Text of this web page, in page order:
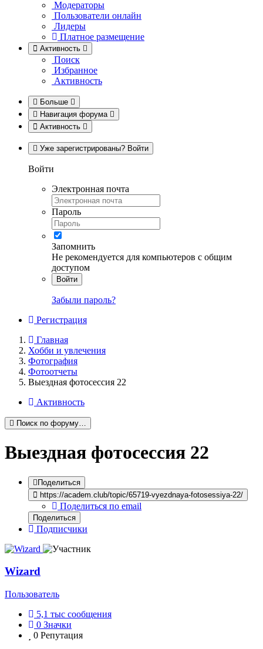
Модераторы
Пользователи онлайн
Лидеры
Платное размещение
Активность
Поиск
Избранное
Активность
Больше
Навигация форума
Активность
Уже зарегистрированы? Войти
Войти
Электронная почта
Пароль
Запомнить
Не рекомендуется для компьютеров с общим
доступом
Войти
Забыли пароль?
Регистрация
Главная
Хобби и увлечения
Фотография
Фотоотчеты
Выездная фотосессия 22
Активность
Поиск по форуму…
Выездная фотосессия 22
Поделиться
https://academ.club/topic/65719-vyezdnaya-fotosessiya-22/
Поделиться по email
Поделиться
Подписчики
Wizard
Пользователь
5,1 тыс сообщения
0 Значки
0 Репутация